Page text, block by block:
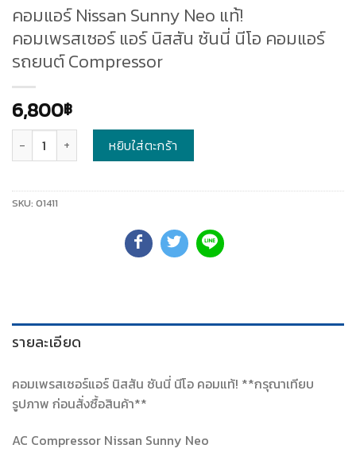
คอมแอร์ Nissan Sunny Neo แท้!
คอมเพรสเซอร์ แอร์ นิสสัน ซันนี่ นีโอ คอมแอร์
รถยนต์ Compressor
6,800฿
หยิบใส่ตะกร้า
SKU: 01411
รายละเอียด
คอมเพรสเซอร์แอร์ นิสสัน ซันนี่ นีโอ คอมแท้! **กรุณาเทียบ
รูปภาพ ก่อนสั่งซื้อสินค้า**
AC Compressor Nissan Sunny Neo